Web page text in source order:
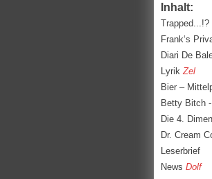
Inhalt:
Trapped...!?
Frank‘s
Diari De
Lyrik Zel
Bier –
Betty Bitch
Die 4.
Dr. Cream
Leserbrief
News Dolf